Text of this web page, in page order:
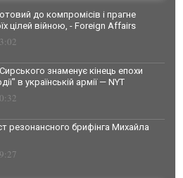
до компромісів і прагне
цілей війною, - Foreign Affairs
знаменує кінець епохи
в українській армії — NYT
резонансного брифінга Михайла